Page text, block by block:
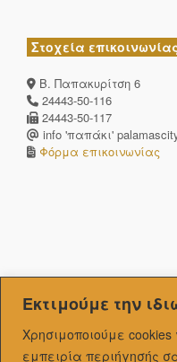
Εκτιμούμε την
Χρησιμοποιούμε
εμπειρία περιήγησής
Στοχεία
Β. Παπακυρίτση 6
24443-50-116
24443-50-117
info 'παπάκι'
Φόρμα επικοινωνίας